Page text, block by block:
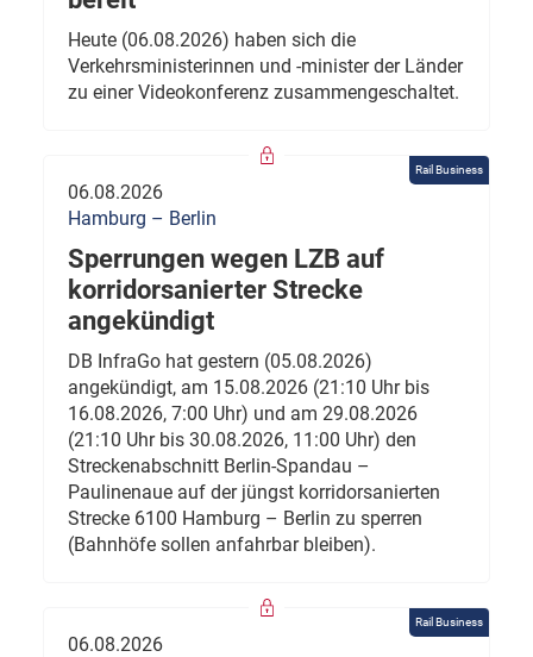
Heute (06.08.2026) haben sich die
Verkehrsministerinnen und -minister der Länder
zu einer Videokonferenz zusammengeschaltet.
Rail Business
06.08.2026
Hamburg – Berlin
Sperrungen wegen LZB auf
korridorsanierter Strecke
angekündigt
DB InfraGo hat gestern (05.08.2026)
angekündigt, am 15.08.2026 (21:10 Uhr bis
16.08.2026, 7:00 Uhr) und am 29.08.2026
(21:10 Uhr bis 30.08.2026, 11:00 Uhr) den
Streckenabschnitt Berlin-Spandau –
Paulinenaue auf der jüngst korridorsanierten
Strecke 6100 Hamburg – Berlin zu sperren
(Bahnhöfe sollen anfahrbar bleiben).
Rail Business
06.08.2026